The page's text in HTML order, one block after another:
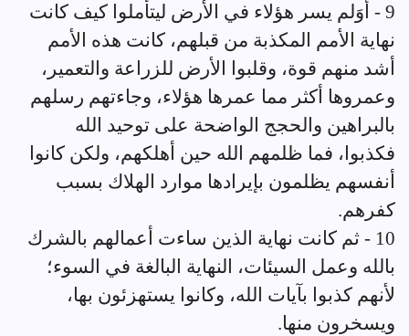
9 - أَوَلم يسر هؤلاء في الأرض ليتأملوا كيف كانت
نهاية الأمم المكذبة من قبلهم، كانت هذه الأمم
أشد منهم قوة، وقلبوا الأرض للزراعة والتعمير،
وعمروها أكثر مما عمرها هؤلاء، وجاءتهم رسلهم
بالبراهين والحجج الواضحة على توحيد الله
فكذبوا، فما ظلمهم الله حين أهلكهم، ولكن كانوا
أنفسهم يظلمون بإيرادها موارد الهلاك بسبب
كفرهم.
10 - ثم كانت نهاية الذين ساءت أعمالهم بالشرك
بالله وعمل السيئات، النهاية البالغة في السوء؛
لأنهم كذبوا بآيات الله، وكانوا يستهزئون بها،
ويسخرون منها.